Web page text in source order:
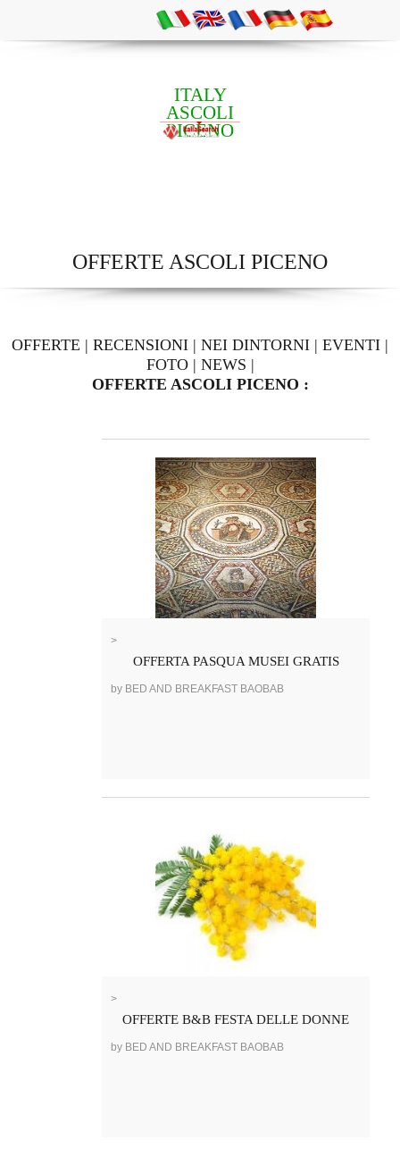
ITALY
ASCOLI
PICENO
OFFERTE ASCOLI PICENO
OFFERTE | RECENSIONI | NEI DINTORNI | EVENTI |
FOTO| NEWS |
OFFERTE ASCOLI PICENO :
>
OFFERTA PASQUA MUSEI GRATIS
by BED AND BREAKFAST BAOBAB
>
OFFERTE B&B FESTA DELLE DONNE
by BED AND BREAKFAST BAOBAB